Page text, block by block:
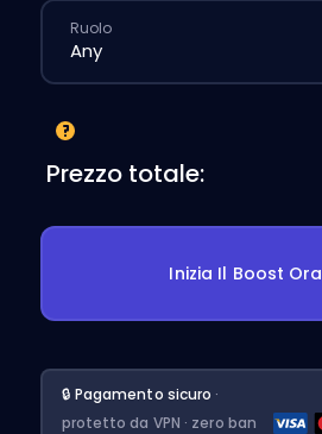
Ruolo
Prezzo totale:
Inizia Il Boost Ora
🔒 Pagamento sicuro ·
protetto da VPN · zero ban